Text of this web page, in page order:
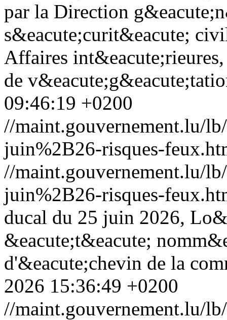
par la Direction
s&eacute;curit&eacute;
Affaires
de
09:46:19 +0200
//maint.gouvernement.lu/
juin%2B26-risques-
//maint.gouvernement.lu/
juin%2B26-risques-
ducal du 25 juin 2026,
&eacute;t&eacute;
d'&eacute;chevin de la
2026 15:36:49 +0200
//maint.gouvernement.lu/